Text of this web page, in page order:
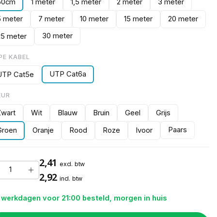
1 meter 1,5 meter 2 meter
3 meter
meter
7 meter 10 meter 15 meter
20 meter
meter
30 meter
KABEL
Cat5e UTP Cat6a
Wit Blauw Bruin Geel
Grijs
Oranje Rood Roze Ivoor Paars
2,41 excl. btw
2,92 incl. btw
werkdagen voor 21:00 besteld, morgen in huis